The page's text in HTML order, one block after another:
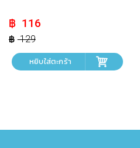
129
Original
price
was:
฿ 129.
116
Current
price
is:
฿ 116.
หยิบใส่ตะกร้า